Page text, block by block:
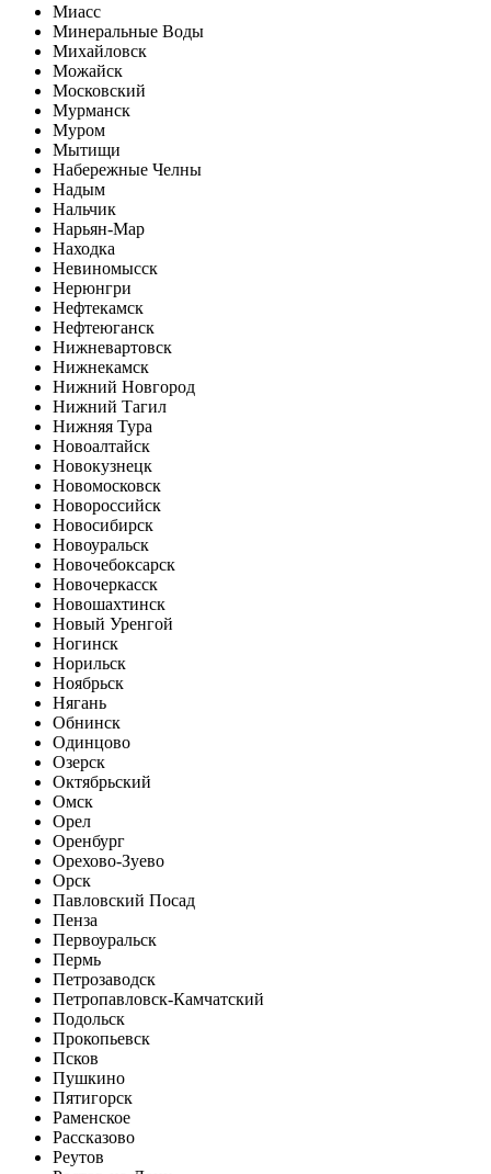
Миасс
Минеральные Воды
Михайловск
Можайск
Московский
Мурманск
Муром
Мытищи
Набережные Челны
Надым
Нальчик
Нарьян-Мар
Находка
Невиномысск
Нерюнгри
Нефтекамск
Нефтеюганск
Нижневартовск
Нижнекамск
Нижний Новгород
Нижний Тагил
Нижняя Тура
Новоалтайск
Новокузнецк
Новомосковск
Новороссийск
Новосибирск
Новоуральск
Новочебоксарск
Новочеркасск
Новошахтинск
Новый Уренгой
Ногинск
Норильск
Ноябрьск
Нягань
Обнинск
Одинцово
Озерск
Октябрьский
Омск
Орел
Оренбург
Орехово-Зуево
Орск
Павловский Посад
Пенза
Первоуральск
Пермь
Петрозаводск
Петропавловск-Камчатский
Подольск
Прокопьевск
Псков
Пушкино
Пятигорск
Раменское
Рассказово
Реутов